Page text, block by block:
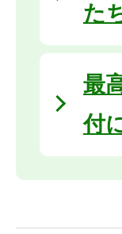
た
最
付